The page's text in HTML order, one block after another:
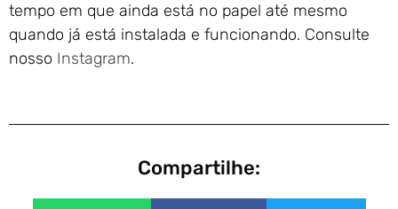
tempo em que ainda está no papel até mesmo
quando já está instalada e funcionando. Consulte
nosso Instagram.
Compartilhe: